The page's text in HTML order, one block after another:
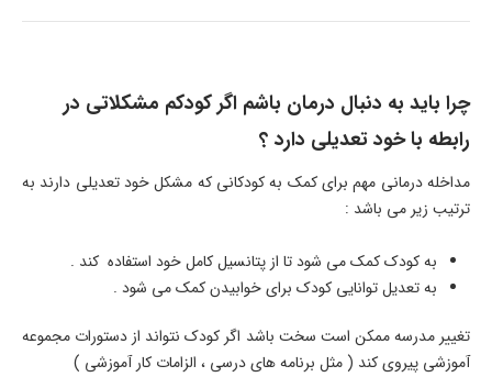
چرا باید به دنبال درمان باشم اگر کودکم مشکلاتی در
رابطه با خود تعدیلی دارد ؟
مداخله درمانی مهم برای کمک به کودکانی که مشکل خود تعدیلی دارند به
ترتیب زیر می باشد :
به کودک کمک می شود تا از پتانسیل کامل خود استفاده کند .
به تعدیل توانایی کودک برای خوابیدن کمک می شود .
تغییر مدرسه ممکن است سخت باشد اگر کودک نتواند از دستورات مجموعه
آموزشی پیروی کند ( مثل برنامه های درسی ، الزامات کار آموزشی )